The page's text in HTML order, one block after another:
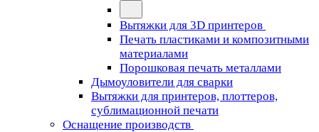
Вытяжки для 3D принтеров
Печать пластиками и композитными
материалами
Порошковая печать металлами
Дымоуловители для сварки
Вытяжки для принтеров, плоттеров,
сублимационной печати
Оснащение производств